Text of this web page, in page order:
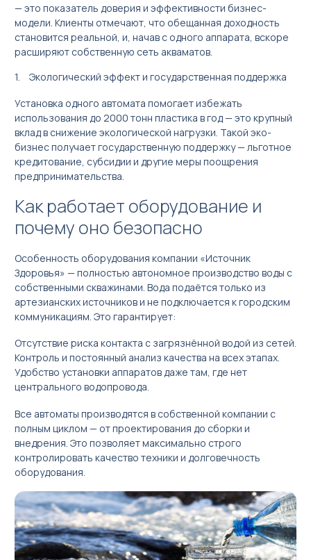
— это показатель доверия и эффективности бизнес-
модели. Клиенты отмечают, что обещанная доходность
становится реальной, и, начав с одного аппарата, вскоре
расширяют собственную сеть акваматов.
Экологический эффект и государственная поддержка
Установка одного автомата помогает избежать
использования до 2000 тонн пластика в год — это крупный
вклад в снижение экологической нагрузки. Такой эко-
бизнес получает государственную поддержку — льготное
кредитование, субсидии и другие меры поощрения
предпринимательства.
Как работает оборудование и
почему оно безопасно
Особенность оборудования компании «Источник
Здоровья» — полностью автономное производство воды с
собственными скважинами. Вода подаётся только из
артезианских источников и не подключается к городским
коммуникациям. Это гарантирует:
Отсутствие риска контакта с загрязнённой водой из сетей.
Контроль и постоянный анализ качества на всех этапах.
Удобство установки аппаратов даже там, где нет
центрального водопровода.
Все автоматы производятся в собственной компании с
полным циклом — от проектирования до сборки и
внедрения. Это позволяет максимально строго
контролировать качество техники и долговечность
оборудования.